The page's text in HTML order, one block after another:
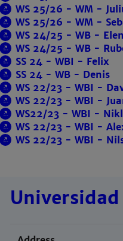
WS 25/26 - WM -
WS 25/26 - WM -
WS 24/25 - WB -
WS 24/25 - WB -
SS 24 - WBI - Felix
SS 24 - WB - Denis
WS 22/23 - WBI -
WS 22/23 - WBI -
WS22/23 - WBI -
WS 22/23 - WBI -
WS 22/23 - WBI -